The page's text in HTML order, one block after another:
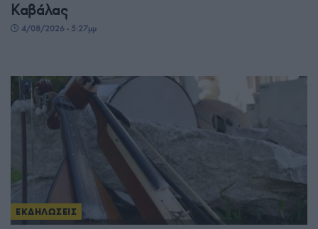
Καβάλας
4/08/2026 - 5:27μμ
ΕΚΔΗΛΩΣΕΙΣ